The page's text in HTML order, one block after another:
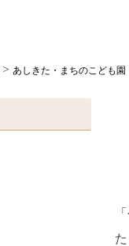
> あしきた・まちのこども園